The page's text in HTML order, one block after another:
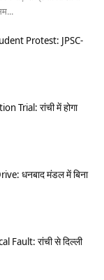
Protest: JPSC-
Trial: रांची में होगा
धनबाद मंडल में बिना
Fault: रांची से दिल्ली